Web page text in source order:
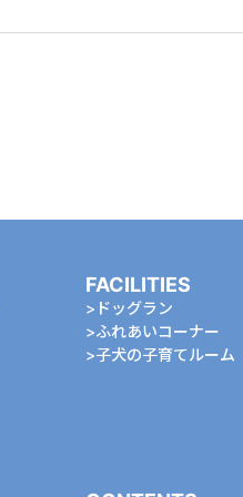
FACILITIES
ドッグラン
ふれあいコーナー
⼦⽝の⼦育てルーム